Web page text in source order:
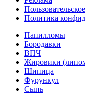
Политика
Папилломы
Бородавки
ВПЧ
Жировики
Шипица
Фурункул
Сыпь